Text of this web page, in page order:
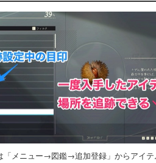
「メニュー→図鑑→追加登録」からアイテ